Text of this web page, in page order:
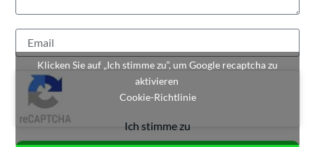
Klicken Sie auf „Ich stimme zu“, um Google recaptcha zu
aktivieren
Cookie-Richtlinie
Ich stimme zu